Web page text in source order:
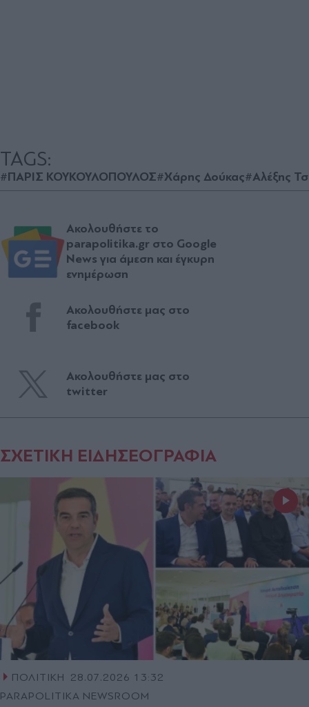
TAGS:
#ΠΑΡΙΣ ΚΟΥΚΟΥΛΟΠΟΥΛΟΣ#Χάρης Δούκας#Αλέξης
Ακολουθήστε το
parapolitika.gr στο Google
News για άμεση και έγκυρη
ενημέρωση
Ακολουθήστε μας στο
facebook
Ακολουθήστε μας στο
twitter
ΣΧΕΤΙΚΗ ΕΙΔΗΣΕΟΓΡΑΦΙΑ
ΠΟΛΙΤΙΚΗ
28.07.2026 13:32
PARAPOLITIKA NEWSROOM